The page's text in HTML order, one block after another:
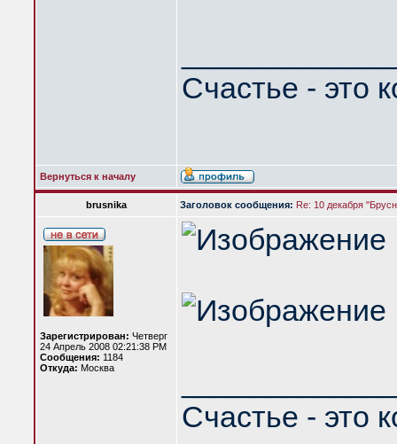
Счастье - это
Вернуться к началу
brusnika Заголовок сообщения: Re: 10 декабря
Зарегистрирован: Четверг
24 Апрель 2008 02:21:38 PM
Сообщения: 1184
Откуда: Москва
Счастье - это